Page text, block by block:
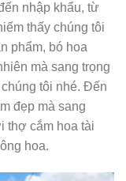
nhập khẩu, từ
thấy chúng tôi
phẩm, bó hoa
mà sang trọng
tôi nhé. Đến
đẹp mà sang
thợ cắm hoa tài
hoa.